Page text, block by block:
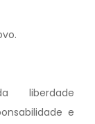
liberdade
e